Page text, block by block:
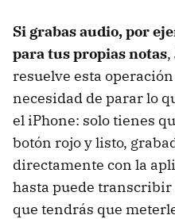
Si grabas audio, por
para tus propias notas,
resuelve esta
necesidad de parar lo
el iPhone: solo tienes
botón rojo y listo,
directamente con la
hasta puede transcribir
que tendrás que